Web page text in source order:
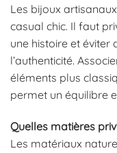
Les bijoux
casual chic. Il faut
une histoire et
l’authenticité.
éléments plus
permet un équilibre
Quelles matières
Les matériaux